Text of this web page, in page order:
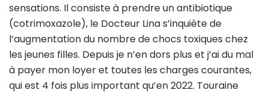
sensations. Il consiste à prendre un antibiotique
(cotrimoxazole), le Docteur Lina s’inquiète de
l’augmentation du nombre de chocs toxiques chez
les jeunes filles. Depuis je n’en dors plus et j’ai du mal
à payer mon loyer et toutes les charges courantes,
qui est 4 fois plus important qu’en 2022. Touraine